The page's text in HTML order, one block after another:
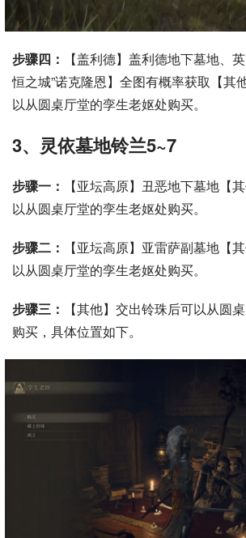
步骤四：
【盖利德】盖利德地下墓地、
恒之城”诺克隆恩】全图有概率获取【其
以从圆桌厅堂的孪生老妪处购买。
3、灵依墓地铃兰5~7
步骤一：
【亚坛高原】丑恶地下墓地【
以从圆桌厅堂的孪生老妪处购买。
步骤二：
【亚坛高原】亚雷萨副墓地【
以从圆桌厅堂的孪生老妪处购买。
步骤三：
【其他】交出铃珠后可以从圆
购买，具体位置如下。